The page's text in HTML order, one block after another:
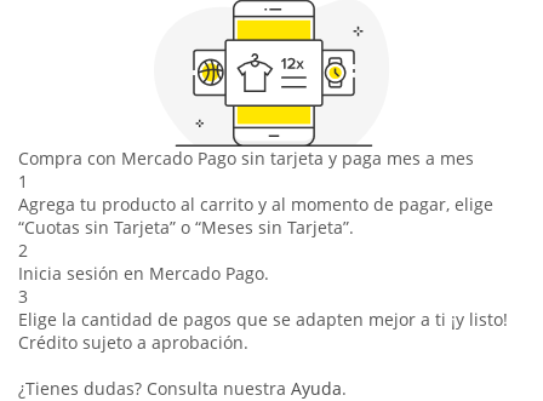
Compra con Mercado Pago sin tarjeta y paga mes a mes
1
Agrega tu producto al carrito y al momento de pagar, elige
“Cuotas sin Tarjeta” o “Meses sin Tarjeta”.
2
Inicia sesión en Mercado Pago.
3
Elige la cantidad de pagos que se adapten mejor a ti ¡y listo!
Crédito sujeto a aprobación.
¿Tienes dudas? Consulta nuestra Ayuda.